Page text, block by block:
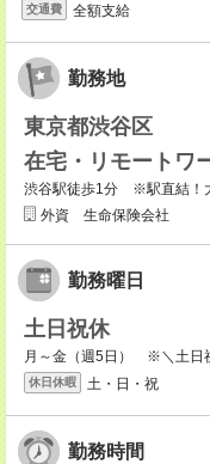
交通費 全額支給
勤務地
東京都渋谷区
在宅・リモートワ
渋谷駅徒歩1分 ※駅直結！
外資 生命保険会社
勤務曜日
土日祝休
月～金（週5日） ※＼土
休日休暇 土・日・祝
勤務時間